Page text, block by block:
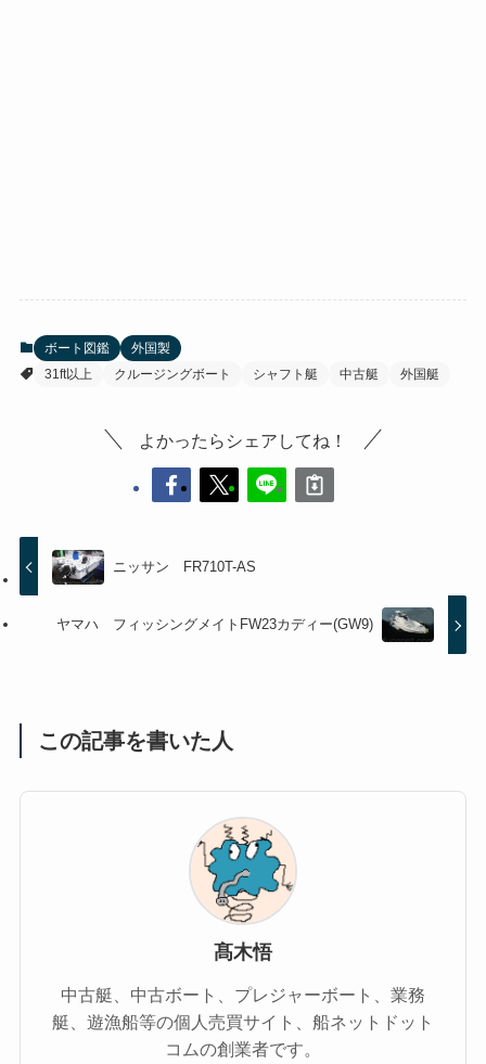
ボート図鑑
外国製
31ft以上
クルージングボート シャフト艇 中古艇 外国艇
よかったらシェアしてね！
ニッサン FR710T-AS
ヤマハ フィッシングメイトFW23カディー(GW9)
この記事を書いた人
髙木悟
中古艇、中古ボート、プレジャーボート、業務
艇、遊漁船等の個人売買サイト、船ネットドット
コムの創業者です。